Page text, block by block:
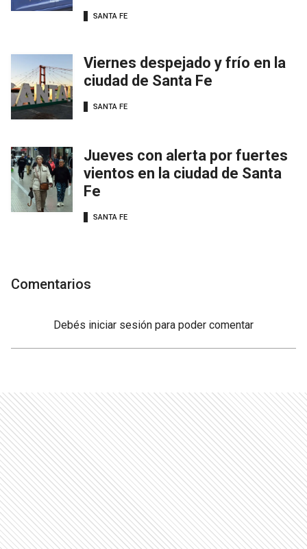
SANTA FE
Viernes despejado y frío en la
ciudad de Santa Fe
SANTA FE
Jueves con alerta por fuertes
vientos en la ciudad de Santa
Fe
SANTA FE
Comentarios
Debés iniciar sesión para poder comentar